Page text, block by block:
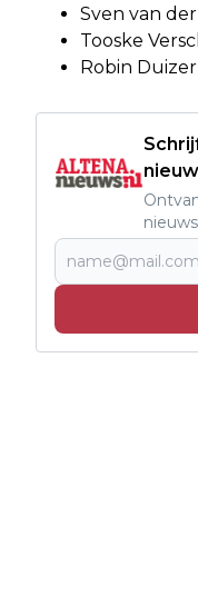
Sven van
Tooske
Robin Duizer